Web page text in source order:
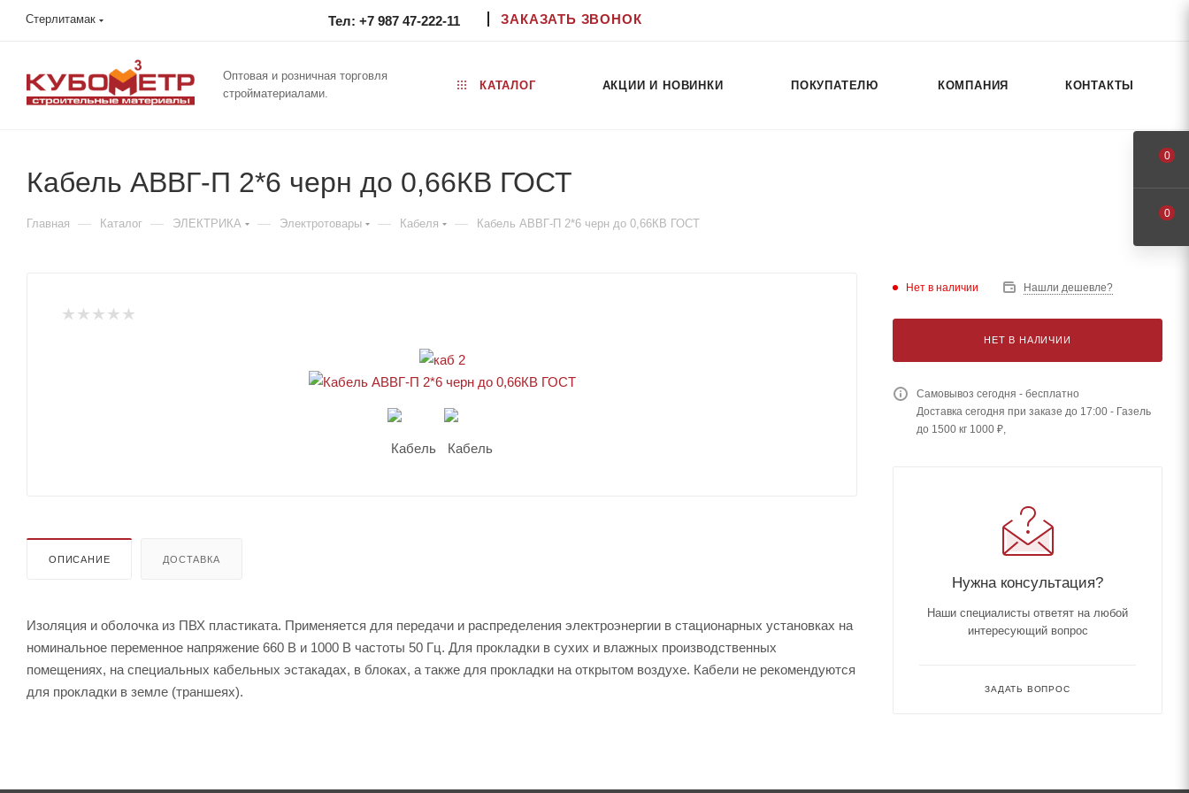
Стерлитамак Тел: +7 987 47-222-11 ЗАКАЗАТЬ ЗВОНОК
Оптовая и розничная торговля
стройматериалами.
КАТАЛОГ АКЦИИ И НОВИНКИ ПОКУПАТЕЛЮ КОМПАНИЯ КОНТАКТЫ
Кабель АВВГ-П 2*6 черн до 0,66КВ ГОСТ
Главная — Каталог — ЭЛЕКТРИКА — Электротовары — Кабеля — Кабель АВВГ-П 2*6 черн до 0,66КВ ГОСТ
ОПИСАНИЕ ДОСТАВКА
Изоляция и оболочка из ПВХ пластиката. Применяется для передачи и распределения электроэнергии в стационарных установках на
номинальное переменное напряжение 660 В и 1000 В частоты 50 Гц. Для прокладки в сухих и влажных производственных
помещениях, на специальных кабельных эстакадах, в блоках, а также для прокладки на открытом воздухе. Кабели не рекомендуются
для прокладки в земле (траншеях).
Нет в наличии Нашли дешевле?
НЕТ В НАЛИЧИИ
Самовывоз сегодня - бесплатно
Доставка сегодня при заказе до 17:00 - Газель
до 1500 кг 1000 ₽,
Нужна консультация?
Наши специалисты ответят на любой
интересующий вопрос
ЗАДАТЬ ВОПРОС
0
0